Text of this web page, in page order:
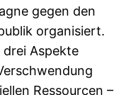
gegen den
organisiert.
Aspekte
Ressourcen –